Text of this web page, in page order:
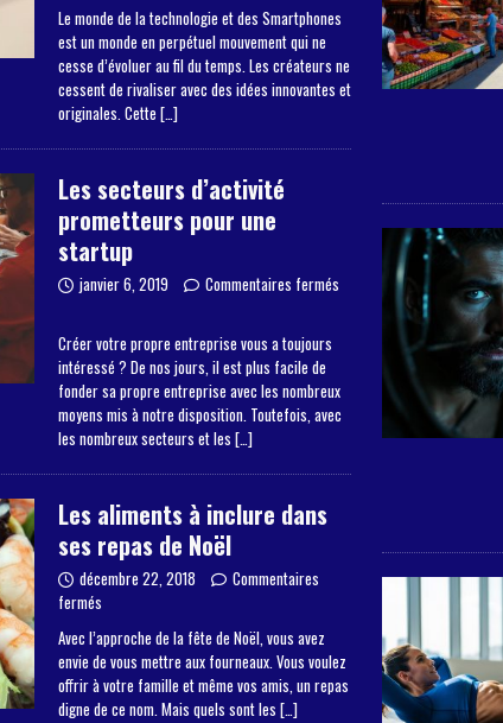
Le monde de la technologie et des Smartphones
est un monde en perpétuel mouvement qui ne
cesse d’évoluer au fil du temps. Les créateurs ne
cessent de rivaliser avec des idées innovantes et
originales. Cette […]
Les secteurs d’activité
prometteurs pour une
startup
janvier 6, 2019 Commentaires fermés
Créer votre propre entreprise vous a toujours
intéressé ? De nos jours, il est plus facile de
fonder sa propre entreprise avec les nombreux
moyens mis à notre disposition. Toutefois, avec
les nombreux secteurs et les […]
Les aliments à inclure dans
ses repas de Noël
décembre 22, 2018
Commentaires
fermés
Avec l’approche de la fête de Noël, vous avez
envie de vous mettre aux fourneaux. Vous voulez
offrir à votre famille et même vos amis, un repas
digne de ce nom. Mais quels sont les […]